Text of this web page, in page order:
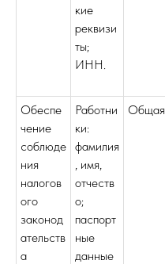
кие
реквизи
ты;
ИНН.
Обеспе
чение
соблюде
ния
налогов
ого
законод
ательств
а
Работни
ки:
фамилия
, имя,
отчеств
о;
паспорт
ные
данные
Общая